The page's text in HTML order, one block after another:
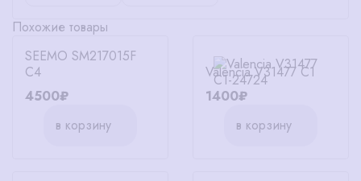
Похожие товары
SEEMO SM217015F
C4
4500₽
в корзину
Valencia V31477 C1
1400₽
в корзину